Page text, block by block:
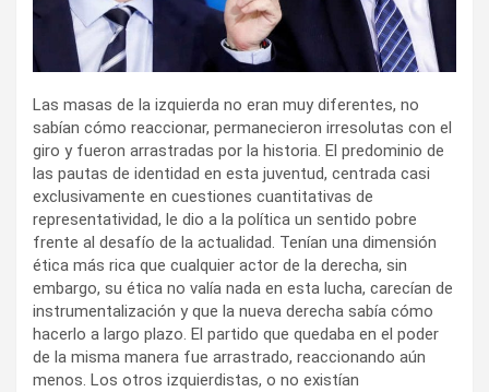
Las masas de la izquierda no eran muy diferentes, no
sabían cómo reaccionar, permanecieron irresolutas con el
giro y fueron arrastradas por la historia. El predominio de
las pautas de identidad en esta juventud, centrada casi
exclusivamente en cuestiones cuantitativas de
representatividad, le dio a la política un sentido pobre
frente al desafío de la actualidad. Tenían una dimensión
ética más rica que cualquier actor de la derecha, sin
embargo, su ética no valía nada en esta lucha, carecían de
instrumentalización y que la nueva derecha sabía cómo
hacerlo a largo plazo. El partido que quedaba en el poder
de la misma manera fue arrastrado, reaccionando aún
menos. Los otros izquierdistas, o no existían